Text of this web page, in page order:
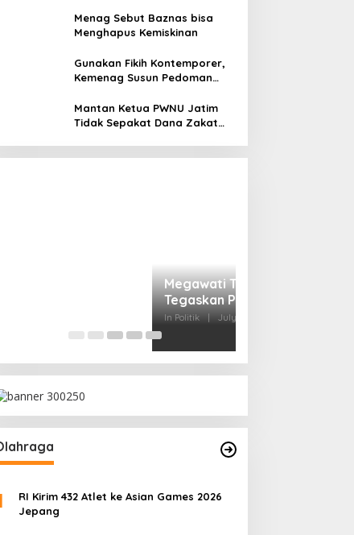
Menag Sebut Baznas bisa
Menghapus Kemiskinan
Gunakan Fikih Kontemporer,
Kemenag Susun Pedoman
Pengelola Zakat Wakaf
Mantan Ketua PWNU Jatim
Tidak Sepakat Dana Zakat
Megawati Terbitkan Surat Internal,
Tegaskan Posisi PDIP Sebagai
RI Kirim 432 Atlet ke Asian Games 2026
Jepang